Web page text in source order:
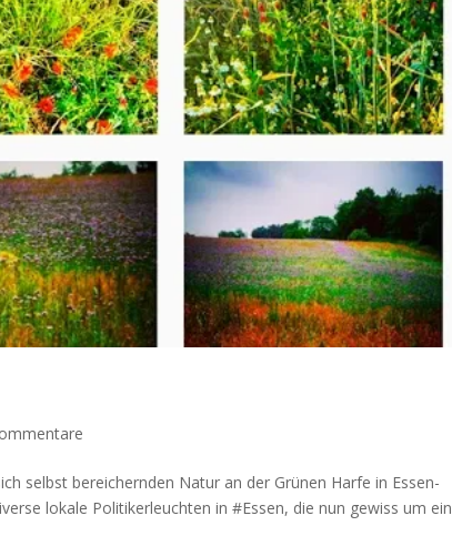
selbst bereichernden Natur an der Grünen Harfe in Essen-
lokale Politikerleuchten in #Essen, die nun gewiss um ein